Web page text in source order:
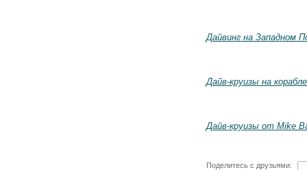
Дайвинг на Западном
Дайв-круизы на
Дайв-круизы от Mike
Поделитесь с друзьями: